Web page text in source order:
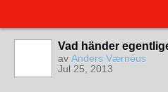
Vad händer
av Anders Værnéus
Jul 25, 2013